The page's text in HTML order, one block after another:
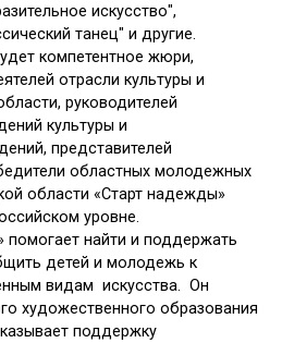
искусство",
танец" и другие.
компетентное жюри,
отрасли культуры и
руководителей
культуры и
представителей
областных молодежных
области «Старт надежды»
уровне.
помогает найти и поддержать
детей и молодежь к
видам искусства. Он
художественного образования
поддержку